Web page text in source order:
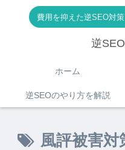
費用を抑えた逆SEO対
逆
ホーム
逆SEOのやり方を解説
風評被害対